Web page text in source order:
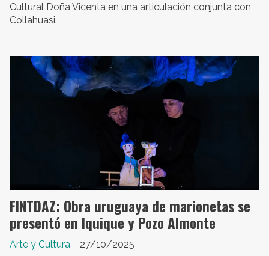
Cultural Doña Vicenta en una articulación conjunta con
Collahuasi.
FINTDAZ: Obra uruguaya de marionetas se
presentó en Iquique y Pozo Almonte
Arte y Cultura
27/10/2025